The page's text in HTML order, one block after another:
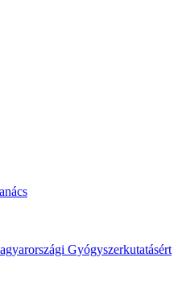
Gyógyszerkutatásért